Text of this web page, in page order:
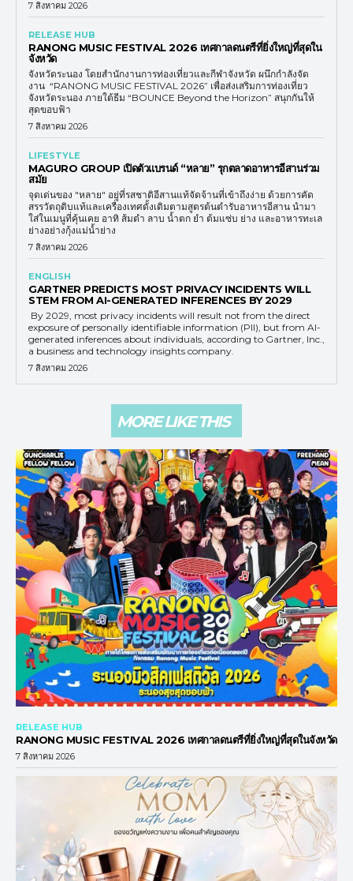
7 สิงหาคม 2026
RELEASE HUB
RANONG MUSIC FESTIVAL 2026 เทศกาลดนตรีที่ยิ่งใหญ่ที่สุดใน
จังหวัด
จังหวัดระนอง โดยสำนักงานการท่องเที่ยวและกีฬาจังหวัด ผนึกกำลังจัด
งาน “RANONG MUSIC FESTIVAL 2026” เพื่อส่งเสริมการท่องเที่ยว
จังหวัดระนอง ภายใต้ธีม “BOUNCE Beyond the Horizon” สนุกกันให้
สุดขอบฟ้า
7 สิงหาคม 2026
LIFESTYLE
MAGURO GROUP เปิดตัวแบรนด์ “หลาย” รุกตลาดอาหารอีสานร่วม
สมัย
จุดเด่นของ "หลาย" อยู่ที่รสชาติอีสานแท้จัดจ้านที่เข้าถึงง่าย ด้วยการคัด
สรรวัตถุดิบแท้และเครื่องเทศดั้งเดิมตามสูตรต้นตำรับอาหารอีสาน นำมา
ใส่ในเมนูที่คุ้นเคย อาทิ ส้มตำ ลาบ น้ำตก ยำ ต้มแซ่บ ย่าง และอาหารทะเล
ย่างอย่างกุ้งแม่น้ำย่าง
7 สิงหาคม 2026
ENGLISH
GARTNER PREDICTS MOST PRIVACY INCIDENTS WILL
STEM FROM AI-GENERATED INFERENCES BY 2029
By 2029, most privacy incidents will result not from the direct
exposure of personally identifiable information (PII), but from AI-
generated inferences about individuals, according to Gartner, Inc.,
a business and technology insights company.
7 สิงหาคม 2026
MORE LIKE THIS
RELEASE HUB
RANONG MUSIC FESTIVAL 2026 เทศกาลดนตรีที่ยิ่งใหญ่ที่สุดในจังหวัด
7 สิงหาคม 2026